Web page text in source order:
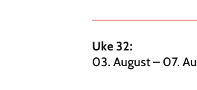
Uke 32:
03. August – 07.